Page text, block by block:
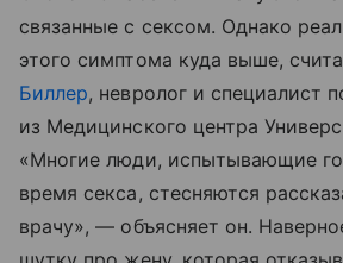
связанные с сексом. Однако
этого симптома куда выше,
Биллер, невролог и специалист
из Медицинского центра
«Многие люди, испытывающие
время секса, стесняются
врачу», — объясняет он.